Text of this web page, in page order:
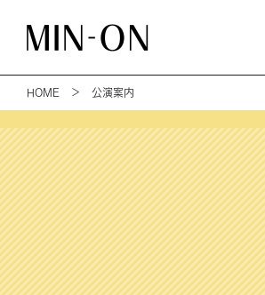
HOME ＞ 公演案内